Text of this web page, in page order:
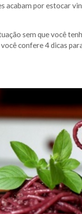
por estocar
sem que você
confere 4 dicas